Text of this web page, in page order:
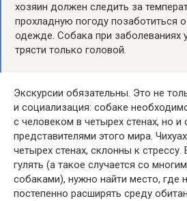
хозяин должен следить за
прохладную погоду позаботиться
одежде. Собака при заболеваниях
трясти только головой.
Экскурсии обязательны. Это не
и социализация: собаке
с человеком в четырех стенах, но и
представителями этого мира.
четырех стенах, склонны к стрессу.
гулять (а такое случается со
собаками), нужно найти место, где
постепенно расширять среду